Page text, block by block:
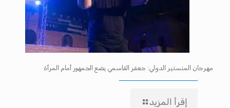
مهرجان المنستير الدولي: جعفر القاسمي يضع الجمهور أمام المرآة
إقرأ المزيد